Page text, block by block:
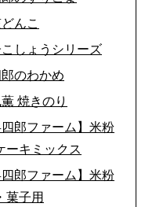
んこ
しょうシリーズ
のわかめ
焼きのり
四郎ファーム】米粉
ーキミックス
四郎ファーム】米粉
菓子用